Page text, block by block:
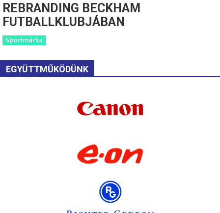
REBRANDING BECKHAM
FUTBALLKLUBJÁBAN
Sportmárka
EGYÜTTMŰKÖDÜNK